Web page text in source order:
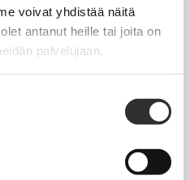
voivat yhdistää näitä
antanut heille tai joita on
palvelujaan.